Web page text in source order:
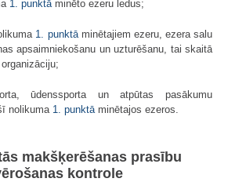
1. punktāminēto ezeru ledus;
1. punktāminētajiem ezeru, ezera salu
apsaimniekošanu un uzturēšanu, tai skaitā
ūdenssporta un atpūtas pasākumu
nolikuma 1. punktāminētajos ezeros.
makšķerēšanas prasību
kontrole